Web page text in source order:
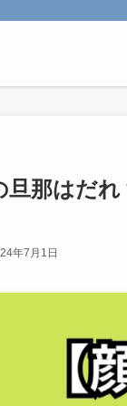
那はだ
年7月1日